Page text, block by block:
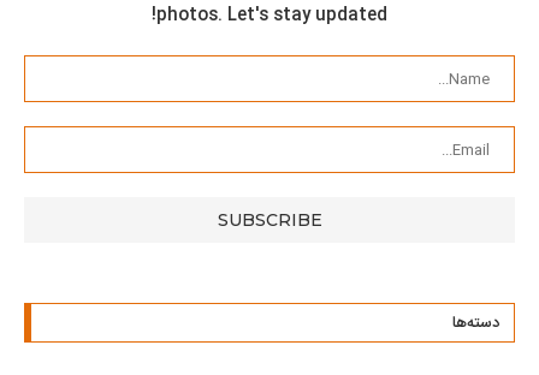
photos. Let's stay updated!
دسته‌ها